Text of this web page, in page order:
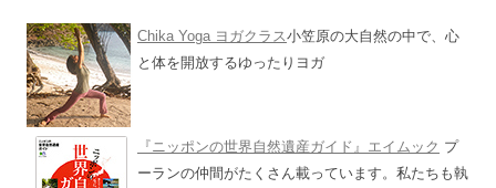
Chika Yoga ヨガクラス小笠原の大自然の中で、心
と体を開放するゆったりヨガ
『ニッポンの世界自然遺産ガイド』エイムック プ
ーランの仲間がたくさん載っています。私たちも執